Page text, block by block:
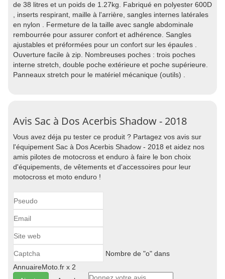
de 38 litres et un poids de 1.27kg. Fabriqué en polyester 600D
, inserts respirant, maille à l'arrière, sangles internes latérales
en nylon . Fermeture de la taille avec sangle abdominale
rembourrée pour assurer confort et adhérence. Sangles
ajustables et préformées pour un confort sur les épaules .
Ouverture facile à zip. Nombreuses poches : trois poches
interne stretch, double poche extérieure et poche supérieure.
Panneaux stretch pour le matériel mécanique (outils) .
Avis Sac à Dos Acerbis Shadow - 2018
Vous avez déja pu tester ce produit ? Partagez vos avis sur
l'équipement Sac à Dos Acerbis Shadow - 2018 et aidez nos
amis pilotes de motocross et enduro à faire le bon choix
d'équipements, de vêtements et d'accessoires pour leur
motocross et moto enduro !
Nombre de "o" dans
AnnuaireMoto.fr x 2